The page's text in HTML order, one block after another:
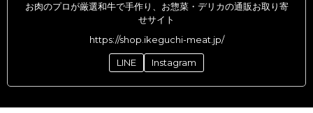
お肉のプロが厳選和牛で手作り、お惣菜・デリカの通販お取り寄
せサイト
https://shop.ikeguchi-meat.jp/
LINE Instagram